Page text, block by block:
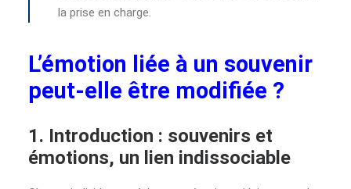
la prise en charge.
L’émotion liée à un souvenir
peut-elle être modifiée ?
1. Introduction : souvenirs et
émotions, un lien indissociable